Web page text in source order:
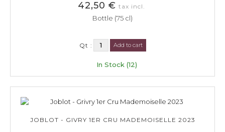
42,50 € tax incl.
Bottle (75 cl)
Qt : Add to cart
In Stock (12)
JOBLOT - GIVRY 1ER CRU MADEMOISELLE 2023